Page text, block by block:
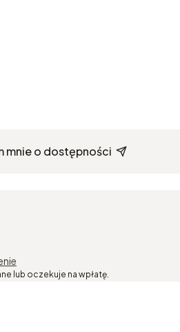
mnie o dostępności
lub oczekuje na wpłatę.